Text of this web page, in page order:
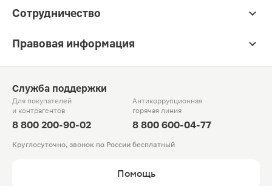
Сотрудничество
Правовая информация
Служба поддержки
Для покупателей
и контрагентов
8 800 200-90-02
Антикоррупционная
горячая линия
8 800 600-04-77
Круглосуточно, звонок по России бесплатный
Помощь